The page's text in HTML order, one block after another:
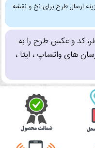
ارسال طرح برای نخ و نقشه
کد و عکس طرح را به
های واتساپ ، ایتا ،